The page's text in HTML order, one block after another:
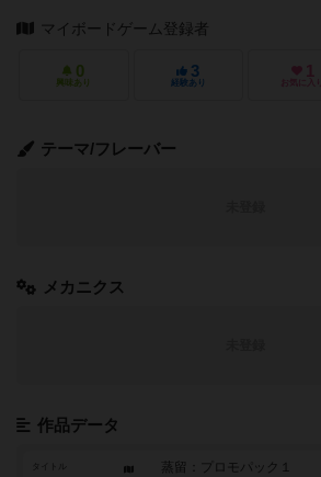
マイボードゲーム登録者
0
興味あり
3
経験あり
1
お気に入り
テーマ/フレーバー
メカニクス
作品データ
タイトル 蒸留：プロモパック１